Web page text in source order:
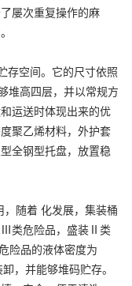
屡次重复操作的麻
空间。它的尺寸依照
堆高四层，并以常规方
运送时体现出来的优
聚乙烯材料，外护套
全钢型托盘，放置稳
随着 化发展，集装桶
Ⅲ类危险品，盛装Ⅱ类
险品的液体密度为
，并能够堆码贮存。